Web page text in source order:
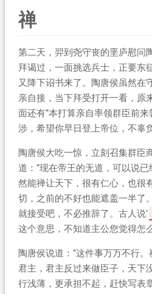
禅
第二天，羿到尧守丧的垩庐慰问
拜谒过，一面挑选兵士，正要东
又降下诏书来了。陶唐侯虽然在
亲自接，当下拜受打开一看，原
面还有“本打算亲自率领群臣前
涉，希望你早日登上帝位，不辜
陶唐侯大吃一惊，立刻召集群臣
道：“现在帝王的无道，可以说
然能禅让天下，很有仁心，也很
切，之前的不好也能遮盖一半了
就接受吧，不必推辞了。古人说‘
这个意思，不知道主公您觉得怎
陶唐侯说道：“这件事万万不行
君主，君主反过来做臣子，天下
行浅薄，更承担不起，赶快写表